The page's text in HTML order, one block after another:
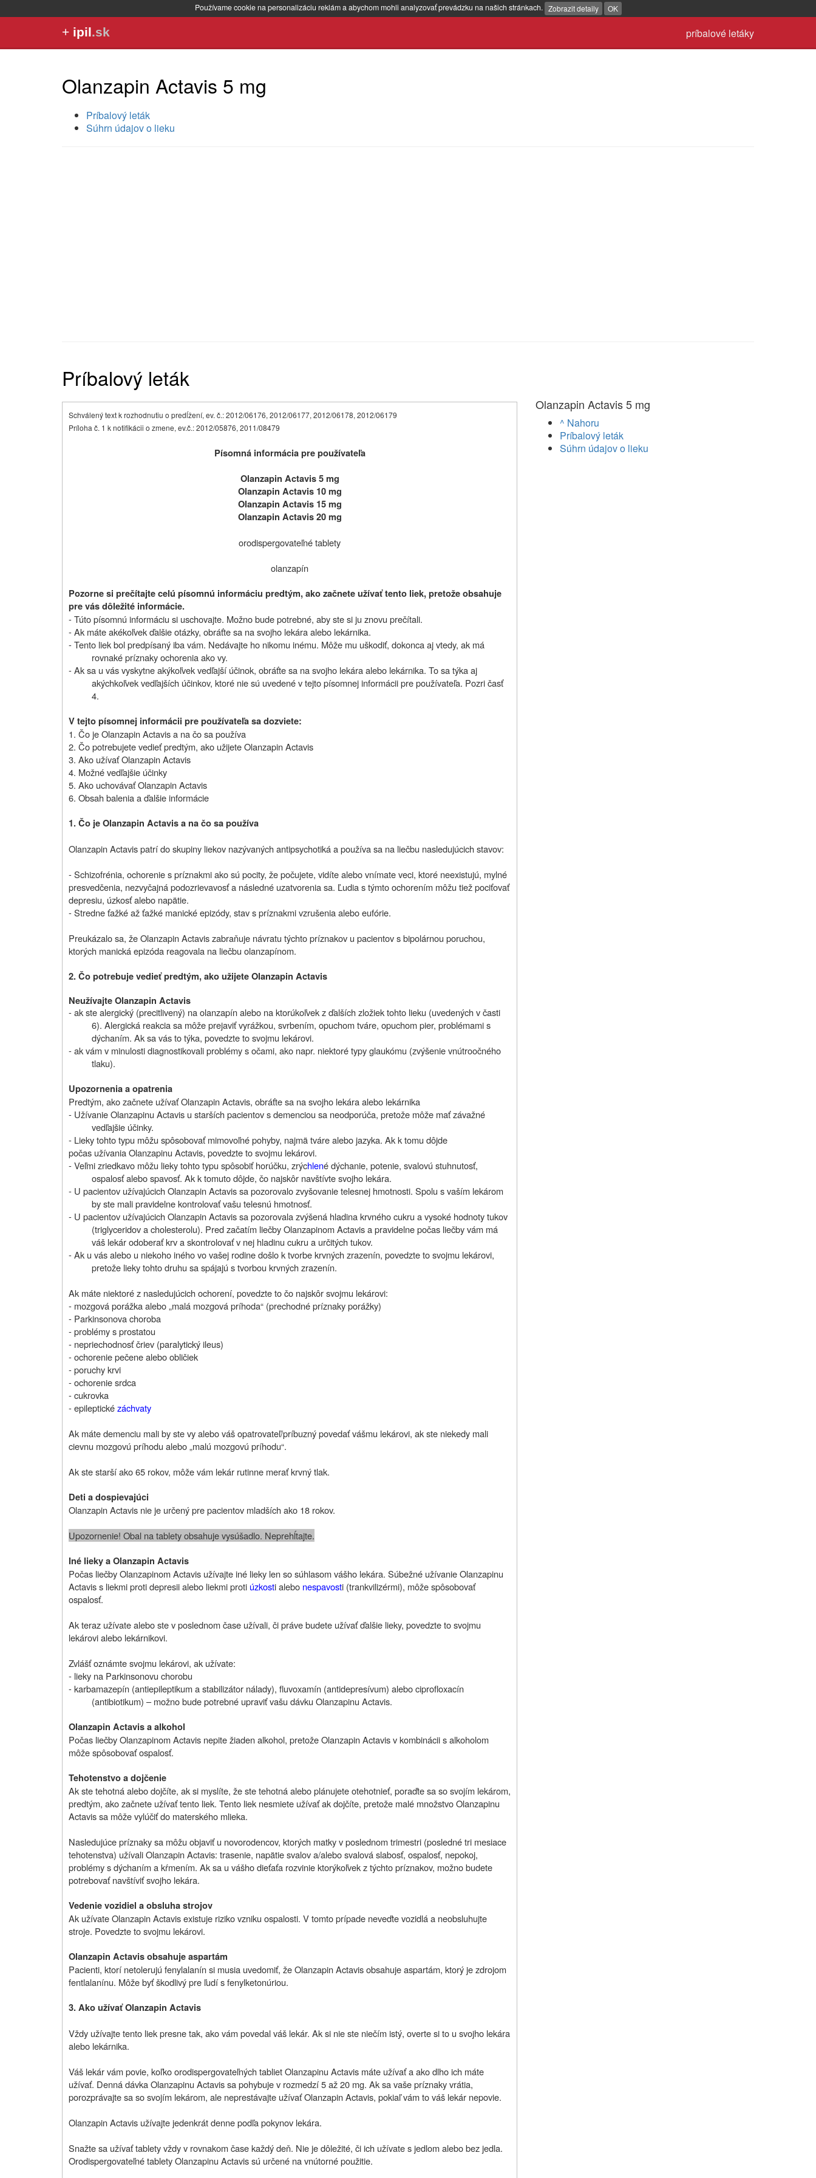
Používame cookie na personalizáciu reklám a abychom mohli analyzovať prevádzku na našich stránkach. Zobrazit detaily OK
príbalové letáky
+ ipil.sk
Olanzapin Actavis 5 mg
Príbalový leták
Súhrn údajov o lieku
Príbalový leták
Schválený text k rozhodnutiu o predĺžení, ev. č.: 2012/06176, 2012/06177, 2012/06178, 2012/06179
Príloha č. 1 k notifikácii o zmene, ev.č.: 2012/05876, 2011/08479
Písomná informácia pre používateľa
Olanzapin Actavis 5 mg
Olanzapin Actavis 10 mg
Olanzapin Actavis 15 mg
Olanzapin Actavis 20 mg
orodispergovateľné tablety
olanzapín
Pozorne si prečítajte celú písomnú informáciu predtým, ako začnete užívať tento liek, pretože obsahuje
pre vás dôležité informácie.
- Túto písomnú informáciu si uschovajte. Možno bude potrebné, aby ste si ju znovu prečítali.
- Ak máte akékoľvek ďalšie otázky, obráťte sa na svojho lekára alebo lekárnika.
- Tento liek bol predpísaný iba vám. Nedávajte ho nikomu inému. Môže mu uškodiť, dokonca aj vtedy, ak má
rovnaké príznaky ochorenia ako vy.
- Ak sa u vás vyskytne akýkoľvek vedľajší účinok, obráťte sa na svojho lekára alebo lekárnika. To sa týka aj
akýchkoľvek vedľajších účinkov, ktoré nie sú uvedené v tejto písomnej informácii pre používateľa. Pozri časť
4.
V tejto písomnej informácii pre používateľa sa dozviete:
1. Čo je Olanzapin Actavis a na čo sa používa
2. Čo potrebujete vedieť predtým, ako užijete Olanzapin Actavis
3. Ako užívať Olanzapin Actavis
4. Možné vedľajšie účinky
5. Ako uchovávať Olanzapin Actavis
6. Obsah balenia a ďalšie informácie
1. Čo je Olanzapin Actavis a na čo sa používa
Olanzapin Actavis patrí do skupiny liekov nazývaných antipsychotiká a používa sa na liečbu nasledujúcich stavov:
- Schizofrénia, ochorenie s príznakmi ako sú pocity, že počujete, vidíte alebo vnímate veci, ktoré neexistujú, mylné
presvedčenia, nezvyčajná podozrievavosť a následné uzatvorenia sa. Ľudia s týmto ochorením môžu tiež pociťovať
depresiu, úzkosť alebo napätie.
- Stredne ťažké až ťažké manické epizódy, stav s príznakmi vzrušenia alebo eufórie.
Preukázalo sa, že Olanzapin Actavis zabraňuje návratu týchto príznakov u pacientov s bipolárnou poruchou,
ktorých manická epizóda reagovala na liečbu olanzapínom.
2. Čo potrebuje vedieť predtým, ako užijete Olanzapin Actavis
NeužívajteOlanzapin Actavis
- ak ste alergický (precitlivený) na olanzapín alebo na ktorúkoľvek z ďalších zložiek tohto lieku (uvedených v časti
6). Alergická reakcia sa môže prejaviť vyrážkou, svrbením, opuchom tváre, opuchom pier, problémami s
dýchaním. Ak sa vás to týka, povedzte to svojmu lekárovi.
- ak vám v minulosti diagnostikovali problémy s očami, ako napr. niektoré typy glaukómu (zvýšenie vnútroočného
tlaku).
Upozornenia a opatrenia
Predtým, ako začnete užívať Olanzapin Actavis, obráťte sa na svojho lekára alebo lekárnika
- Užívanie Olanzapinu Actavis u starších pacientov s demenciou sa neodporúča, pretože môže mať závažné
vedľajšie účinky.
- Lieky tohto typu môžu spôsobovať mimovoľné pohyby, najmä tváre alebo jazyka. Ak k tomu dôjde
počas užívania Olanzapinu Actavis, povedzte to svojmu lekárovi.
- Veľmi zriedkavo môžu lieky tohto typu spôsobiť horúčku, zrýchlené dýchanie, potenie, svalovú stuhnutosť,
ospalosť alebo spavosť. Ak k tomuto dôjde, čo najskôr navštívte svojho lekára.
- U pacientov užívajúcich Olanzapin Actavis sa pozorovalo zvyšovanie telesnej hmotnosti. Spolu s vaším lekárom
by ste mali pravidelne kontrolovať vašu telesnú hmotnosť.
- U pacientov užívajúcich Olanzapin Actavis sa pozorovala zvýšená hladina krvného cukru a vysoké hodnoty tukov
(triglyceridov a cholesterolu). Pred začatím liečby Olanzapinom Actavis a pravidelne počas liečby vám má
váš lekár odoberať krv a skontrolovať v nej hladinu cukru a určitých tukov.
- Ak u vás alebo u niekoho iného vo vašej rodine došlo k tvorbe krvných zrazenín, povedzte to svojmu lekárovi,
pretože lieky tohto druhu sa spájajú s tvorbou krvných zrazenín.
Ak máte niektoré z nasledujúcich ochorení, povedzte to čo najskôr svojmu lekárovi:
- mozgová porážka alebo „malá mozgová príhoda“ (prechodné príznaky porážky)
- Parkinsonova choroba
- problémy s prostatou
- nepriechodnosť čriev (paralytický ileus)
- ochorenie pečene alebo obličiek
- poruchy krvi
- ochorenie srdca
- cukrovka
- epileptickézáchvaty
Ak máte demenciu mali by ste vy alebo váš opatrovateľ/príbuzný povedať vášmu lekárovi, ak ste niekedy mali
cievnu mozgovú príhodu alebo „malú mozgovú príhodu“.
Ak ste starší ako 65 rokov, môže vám lekár rutinne merať krvný tlak.
Deti a dospievajúci
Olanzapin Actavis nie je určený pre pacientov mladších ako 18 rokov.
Upozornenie! Obal na tablety obsahuje vysúšadlo. Neprehĺtajte.
Iné lieky a Olanzapin Actavis
Počas liečby Olanzapinom Actavis užívajte iné lieky len so súhlasom vášho lekára. Súbežné užívanie Olanzapinu
Actavis s liekmi proti depresii alebo liekmi proti úzkosti alebo nespavosti (trankvilizérmi), môže spôsobovať
ospalosť.
Ak teraz užívate alebo ste v poslednom čase užívali, či práve budete užívať ďalšie lieky, povedzte to svojmu
lekárovi alebo lekárnikovi.
Zvlášť oznámte svojmu lekárovi, ak užívate:
- lieky na Parkinsonovu chorobu
- karbamazepín (antiepileptikum a stabilizátor nálady), fluvoxamín (antidepresívum) alebo ciprofloxacín
(antibiotikum) – možno bude potrebné upraviť vašu dávku Olanzapinu Actavis.
Olanzapin Actavis a alkohol
Počas liečby Olanzapinom Actavis nepite žiaden alkohol, pretože Olanzapin Actavis v kombinácii s alkoholom
môže spôsobovať ospalosť.
Tehotenstvo a dojčenie
Ak ste tehotná alebo dojčíte, ak si myslíte, že ste tehotná alebo plánujete otehotnieť, poraďte sa so svojím lekárom,
predtým, ako začnete užívať tento liek. Tento liek nesmiete užívať ak dojčíte, pretože malé množstvo Olanzapinu
Actavis sa môže vylúčiť do materského mlieka.
Nasledujúce príznaky sa môžu objaviť u novorodencov, ktorých matky v poslednom trimestri (posledné tri mesiace
tehotenstva) užívali Olanzapin Actavis: trasenie, napätie svalov a/alebo svalová slabosť, ospalosť, nepokoj,
problémy s dýchaním a kŕmením. Ak sa u vášho dieťaťa rozvinie ktorýkoľvek z týchto príznakov, možno budete
potrebovať navštíviť svojho lekára.
Vedenie vozidiel a obsluha strojov
Ak užívate Olanzapin Actavis existuje riziko vzniku ospalosti. V tomto prípade neveďte vozidlá a neobsluhujte
stroje. Povedzte to svojmu lekárovi.
Olanzapin Actavis obsahuje aspartám
Pacienti, ktorí netolerujú fenylalanín si musia uvedomiť, že Olanzapin Actavis obsahuje aspartám, ktorý je zdrojom
fentlalanínu. Môže byť škodlivý pre ľudí s fenylketonúriou.
3. Ako užívať Olanzapin Actavis
Vždy užívajte tento liek presne tak, ako vám povedal váš lekár. Ak si nie ste niečím istý, overte si to u svojho lekára
alebo lekárnika.
Váš lekár vám povie, koľko orodispergovateľných tabliet Olanzapinu Actavis máte užívať a ako dlho ich máte
užívať. Denná dávka Olanzapinu Actavis sa pohybuje v rozmedzí 5 až 20 mg. Ak sa vaše príznaky vrátia,
porozprávajte sa so svojím lekárom, ale neprestávajte užívať Olanzapin Actavis, pokiaľ vám to váš lekár nepovie.
Olanzapin Actavis užívajte jedenkrát denne podľa pokynov lekára.
Snažte sa užívať tablety vždy v rovnakom čase každý deň. Nie je dôležité, či ich užívate s jedlom alebo bez jedla.
Orodispergovateľné tablety Olanzapinu Actavis sú určené na vnútorné použitie.
Olanzapin Actavis 5 mg
^ Nahoru
Príbalový leták
Súhrn údajov o lieku